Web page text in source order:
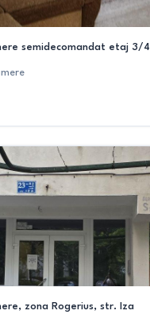
semidecomandat etaj 3/4
zona Rogerius, str. Iza